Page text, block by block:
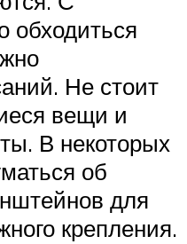
обходиться
Не стоит
вещи и
В некоторых
об
для
крепления.